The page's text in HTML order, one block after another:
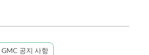
GMC 공지 사항